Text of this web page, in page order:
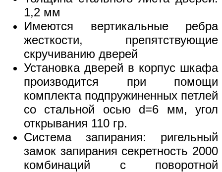
1,2 мм
Имеются вертикальные ребра
жесткости, препятствующие
скручиванию дверей
Установка дверей в корпус шкафа
производится при помощи
комплекта подпружиненных петлей
со стальной осью d=6 мм, угол
открывания 110 гр.
Система запирания: ригельный
замок запирания секретность 2000
комбинаций с поворотной